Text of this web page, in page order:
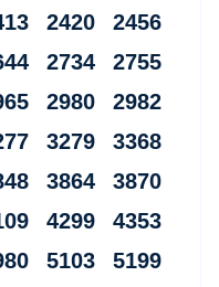
2420 2456
2734 2755
2980 2982
3279 3368
3864 3870
4299 4353
5103 5199